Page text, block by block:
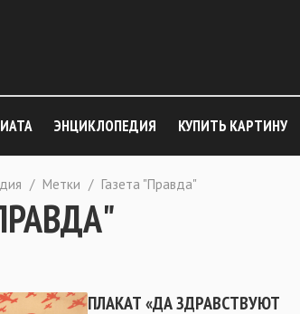
ЭНЦИКЛОПЕДИЯ КУПИТЬ КАРТИНУ
/ Метки / Газета "Правда"
ПЛАКАТ «ДА ЗДРАВСТВУЮТ